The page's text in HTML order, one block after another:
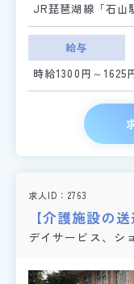
JR琵琶湖線「石山
給与
時給1300円～1625
求人ID 2763
【介護施設の
デイサービス、シ